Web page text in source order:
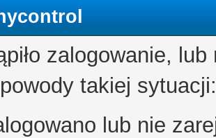
zalogowanie,
takiej sytuacji:
lub nie